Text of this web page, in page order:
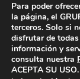
Para poder
la página, el
terceros. Solo si
disfrutar de
información y
consulta nuestra
ACEPTA SU